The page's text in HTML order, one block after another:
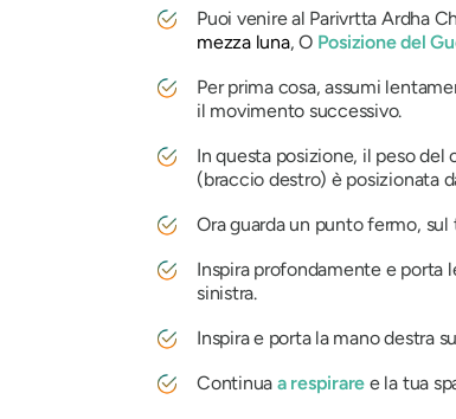
Puoi venire al Parivrtta Ardha
mezza luna, O Posizione del
Per prima cosa, assumi
il movimento successivo.
In questa posizione, il peso del
(braccio destro) è posizionata
Ora guarda un punto fermo,
Inspira profondamente e porta
sinistra.
Inspira e porta la mano destra
Continua a respirare e la tua